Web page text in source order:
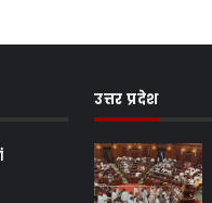
उत्तर प्रदेश